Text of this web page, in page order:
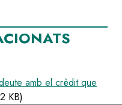
amb el crèdit que
KB)